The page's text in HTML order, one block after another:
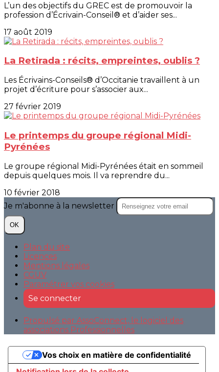
L’un des objectifs du GREC est de promouvoir la
profession d’Écrivain-Conseil® et d’aider ses...
17 août 2019
La Retirada : récits, empreintes, oublis ?
Les Écrivains-Conseils® d’Occitanie travaillent à un
projet d’écriture pour s’associer aux...
27 février 2019
Le printemps du groupe régional Midi-
Pyrénées
Le groupe régional Midi-Pyrénées était en sommeil
depuis quelques mois. Il va reprendre du...
10 février 2018
Je m'abonne à la newsletter
OK
Plan du site
Licences
Mentions légales
CGUV
Paramétrer vos cookies
Se connecter
Propulsé par AssoConnect, le logiciel des
associations Professionnelles
Vos choix en matière de confidentialité